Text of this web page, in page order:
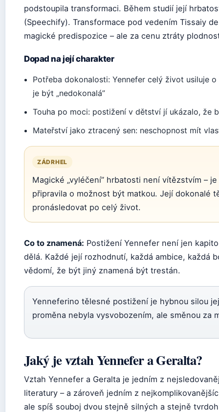
podstoupila transformaci. Během studií její
(Speechify). Transformace pod vedením Tissaiy
magické predispozice – ale za cenu ztráty
Dopad na její charakter
Potřeba dokonalosti: Yennefer celý život usiluje
je být „nedokonalá”
Touha po moci: postižení v dětství jí ukázalo, že
Mateřství jako ztracený sen: neschopnost mít
ZÁDRHEL
Magické „vyléčení” hrbatosti není vítězstvím –
připravila o možnost být matkou. Její dokonalé
pronásledovat po celý život.
Co to znamená: Postižení Yennefer není jen
dělá. Každé její rozhodnutí, každá ambice, každá
vědomí, že být jiný znamená být trestán.
Yenneferino tělesné postižení je hybnou silou
proměna nebyla vysvobozením, ale směnou za
Jaký je vztah Yennefer a Geralta?
Vztah Yennefer a Geralta je jedním z
literatury – a zároveň jedním z
ale spíš souboj dvou stejně silných a stejně